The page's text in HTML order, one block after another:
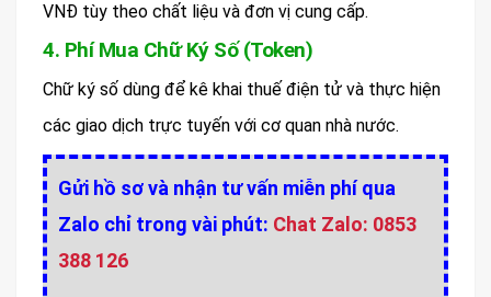
VNĐ tùy theo chất liệu và đơn vị cung cấp.
4. Phí Mua Chữ Ký Số (Token)
Chữ ký số dùng để kê khai thuế điện tử và thực hiện
các giao dịch trực tuyến với cơ quan nhà nước.
Gửi hồ sơ và nhận tư vấn miễn phí qua
Zalo chỉ trong vài phút: Chat Zalo: 0853
388 126